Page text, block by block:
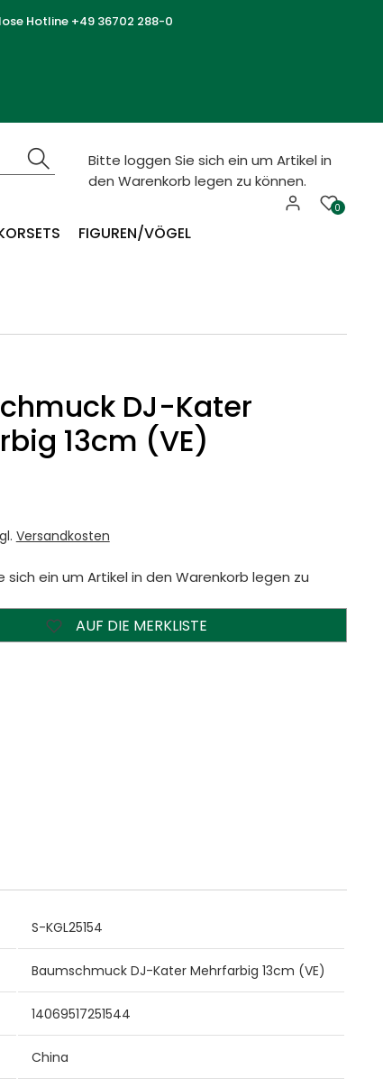
Hotline +49 36702 288-0
Bitte loggen Sie sich ein um Artikel in
den Warenkorb legen zu können.
0
FIGUREN/VÖGEL
DJ-Kater
13cm (VE)
Versandkosten
sich ein um Artikel in den Warenkorb legen zu
AUF DIE MERKLISTE
S-KGL25154
Baumschmuck DJ-Kater Mehrfarbig 13cm (VE)
14069517251544
China